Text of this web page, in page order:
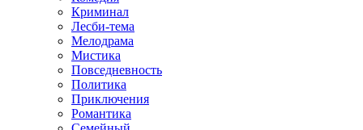
Криминал
Лесби-тема
Мелодрама
Мистика
Повседневность
Политика
Приключения
Романтика